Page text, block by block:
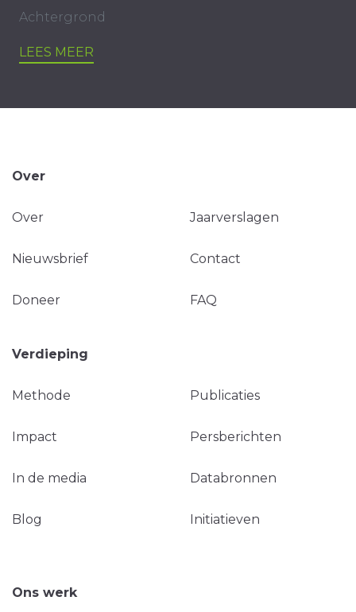
Achtergrond
LEES MEER
Over
Over Jaarverslagen
Nieuwsbrief Contact
Doneer FAQ
Verdieping
Methode Publicaties
Impact Persberichten
In de media Databronnen
Blog Initiatieven
Ons werk